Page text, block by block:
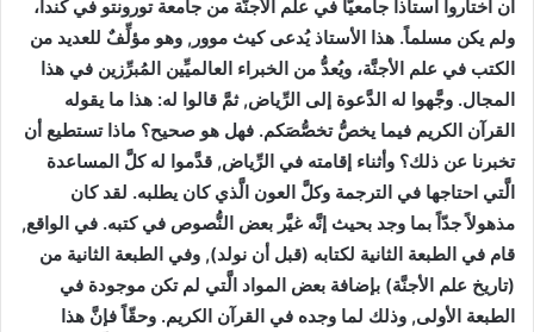
أن اختاروا أستاذاً جامعيّاً في علم الأجنَّة من جامعة تورونتو في كندا،
ولم يكن مسلماً. هذا الأستاذ يُدعى كيث موور, وهو مؤلِّفٌ للعديد من
الكتب في علم الأجنَّة، ويُعدُّ من الخبراء العالميِّين المُبرِّزين في هذا
المجال. وجَّهوا له الدَّعوة إلى الرِّياض, ثمَّ قالوا له: هذا ما يقوله
القرآن الكريم فيما يخصُّ تخصُّصَكم. فهل هو صحيح؟ ماذا تستطيع أن
تخبرنا عن ذلك؟ وأثناء إقامته في الرِّياض, قدَّموا له كلَّ المساعدة
الَّتي احتاجها في الترجمة وكلَّ العون الَّذي كان يطلبه. لقد كان
مذهولاً جدّاً بما وجد بحيث إنَّه غيَّر بعض النُّصوص في كتبه. في الواقع,
قام في الطبعة الثانية لكتابه (قبل أن نولد), وفي الطبعة الثانية من
(تاريخ علم الأجنَّة) بإضافة بعض المواد الَّتي لم تكن موجودة في
الطبعة الأولى, وذلك لما وجده في القرآن الكريم. وحقّاً فإنَّ هذا